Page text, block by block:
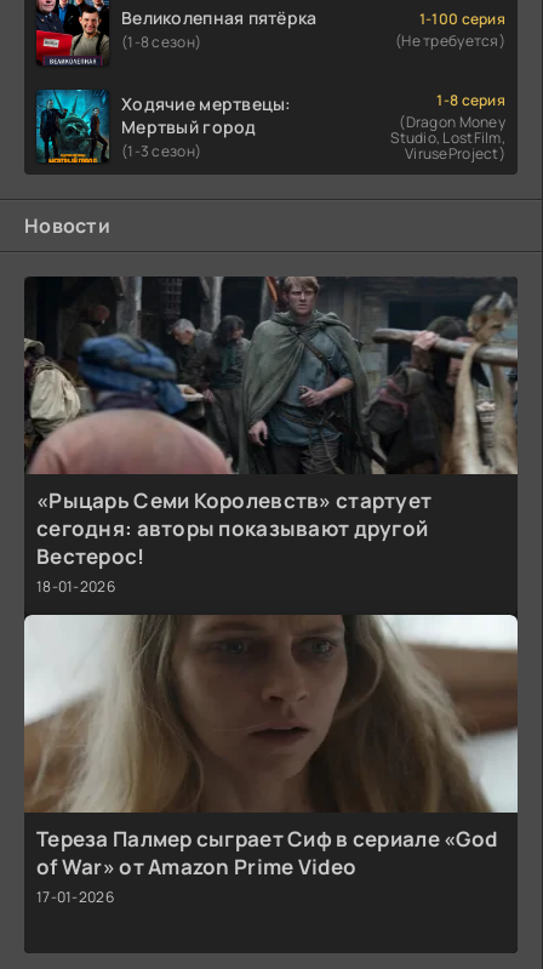
Великолепная пятёрка
(1-8 сезон)
1-100 серия
(Не требуется)
Ходячие мертвецы:
Мертвый город
(1-3 сезон)
1-8 серия
(Dragon Money
Studio, LostFilm,
ViruseProject)
Новости
«Рыцарь Семи Королевств» стартует
сегодня: авторы показывают другой
Вестерос!
18-01-2026
Тереза Палмер сыграет Сиф в сериале «God
of War» от Amazon Prime Video
17-01-2026